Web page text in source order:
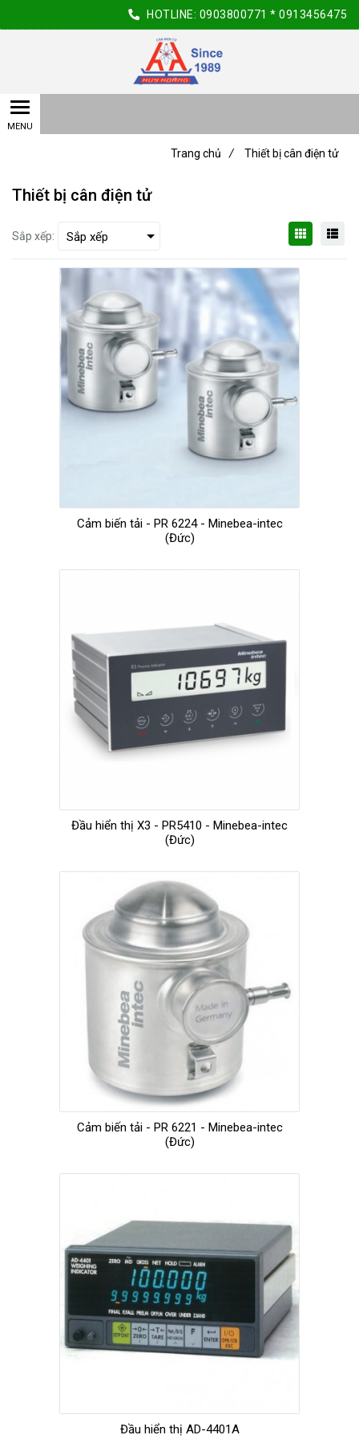
Thiết bị cân điện tử
Sắp xếp:
Cảm biến tải - PR 6224 - Minebea-intec
(Đức)
Đầu hiển thị X3 - PR5410 - Minebea-intec
(Đức)
Cảm biến tải - PR 6221 - Minebea-intec
(Đức)
Đầu hiển thị AD-4401A
Trang chủ / Thiết bị cân điện tử
HOTLINE: 0903800771 * 0913456475